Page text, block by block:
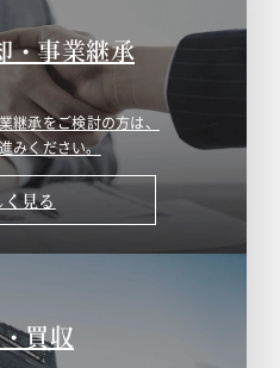
・事業継承
継承をご検討の方は、
みください。
見る
買収